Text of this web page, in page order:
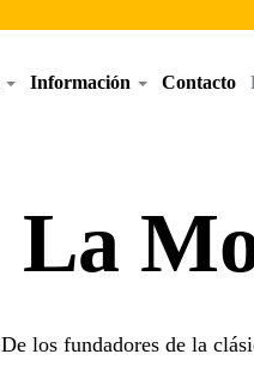
Información Contacto
La
De los fundadores de la